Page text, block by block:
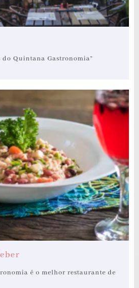
do Quintana Gastronomia”
é o melhor restaurante de